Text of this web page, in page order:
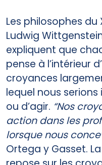
Les philosophes du
Ludwig
expliquent que
pense à l’intérieur
croyances
lequel nous
ou d’agir. “Nos
action dans les
lorsque nous
Ortega y Gasset.